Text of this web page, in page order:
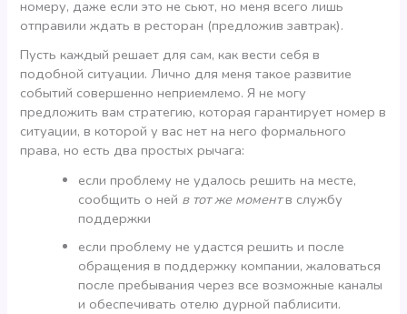
номеру, даже если это не сьют, но меня всего лишь
отправили ждать в ресторан (предложив завтрак).
Пусть каждый решает для сам, как вести себя в
подобной ситуации. Лично для меня такое развитие
событий совершенно неприемлемо. Я не могу
предложить вам стратегию, которая гарантирует номер в
ситуации, в которой у вас нет на него формального
права, но есть два простых рычага:
если проблему не удалось решить на месте,
сообщить о ней в тот же моментв службу
поддержки
если проблему не удастся решить и после
обращения в поддержку компании, жаловаться
после пребывания через все возможные каналы
и обеспечивать отелю дурной паблисити.